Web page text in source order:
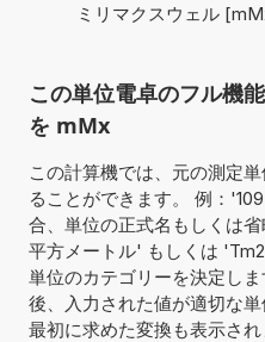
ミリマクスウェル
この単位電卓のフル機
を mMx
この計算機では、元の測定
ることができます。 例：
合、単位の正式名もしくは
平方メートル' もしくは
単位のカテゴリーを決定し
後、入力された値が適切な
最初に求めた変換も表示さ